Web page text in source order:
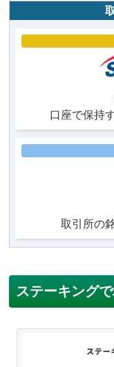
口座で保持
取引所の
ステーキング